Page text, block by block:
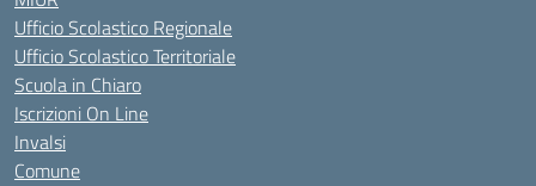
Ufficio Scolastico Regionale
Ufficio Scolastico Territoriale
Scuola in Chiaro
Iscrizioni On Line
Invalsi
Comune